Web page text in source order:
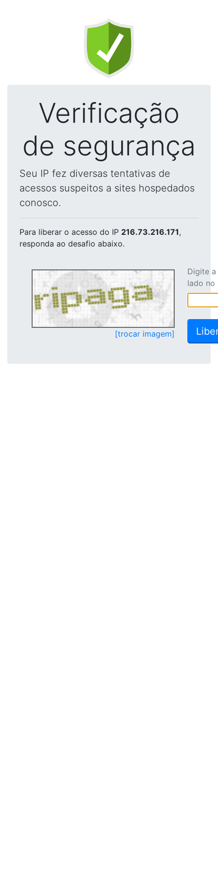
Verificação
de segurança
Seu IP fez diversas tentativas de
acessos suspeitos a sites hospedados
conosco.
Para liberar o acesso do IP 216.73.216.171,
responda ao desafio abaixo.
[trocar imagem]
Digite
lado no